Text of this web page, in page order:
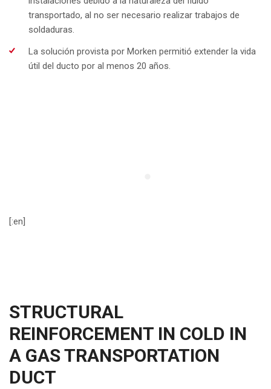
transportado, al no ser necesario realizar trabajos de
soldaduras.
La solución provista por Morken permitió extender la vida
útil del ducto por al menos 20 años.
[:en]
STRUCTURAL
REINFORCEMENT IN COLD IN
A GAS TRANSPORTATION
DUCT